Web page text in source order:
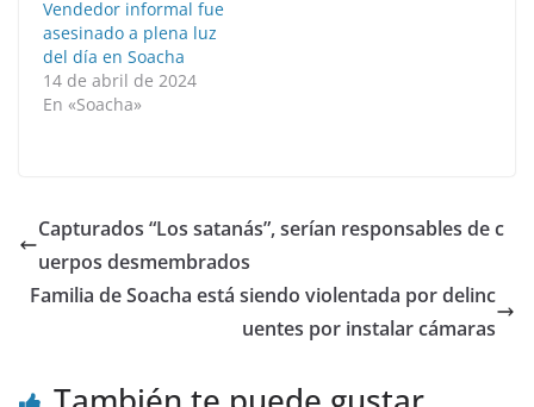
Vendedor informal fue
asesinado a plena luz
del día en Soacha
14 de abril de 2024
En «Soacha»
Capturados “Los satanás”, serían responsables de c
uerpos desmembrados
Familia de Soacha está siendo violentada por delinc
uentes por instalar cámaras